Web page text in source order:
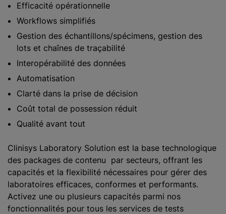
Efficacité opérationnelle
Workflows simplifiés
Gestion des échantillons/spécimens, gestion des
lots et chaînes de traçabilité
Interopérabilité des données
Automatisation
Clarté dans la prise de décision
Coût total de possession réduit
Qualité avant tout
Clinisys Laboratory Solution est la base technologique
des packages de contenu par secteurs, offrant les
capacités et la flexibilité nécessaires pour gérer des
laboratoires efficaces, conformes et performants.
Activez une ou plusieurs capacités parmi nos
fonctionnalités pour tous les services de tests